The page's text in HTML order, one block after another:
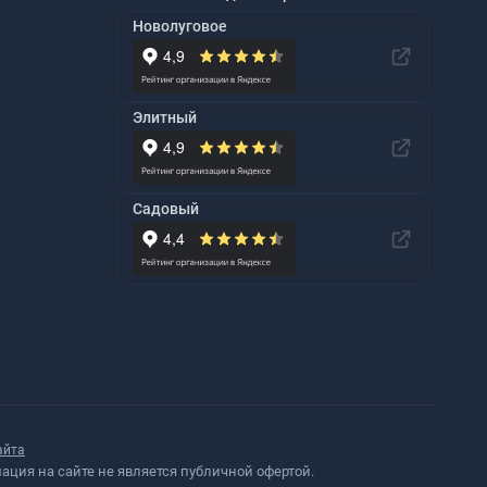
Новолуговое
Элитный
Садовый
на сайте не является публичной офертой.